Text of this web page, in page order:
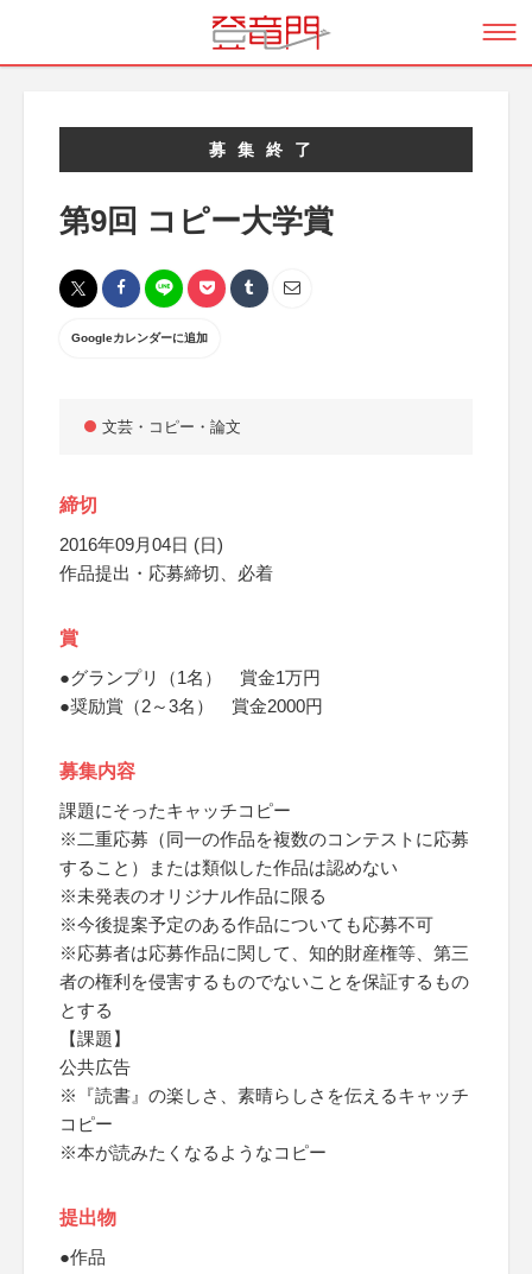
募集終了
第9回 コピー大学賞
Googleカレンダーに追加
文芸・コピー・論文
締切
2016年09月04日 (日)
作品提出・応募締切、必着
賞
●グランプリ（1名） 賞金1万円
●奨励賞（2～3名） 賞金2000円
募集内容
課題にそったキャッチコピー
※二重応募（同一の作品を複数のコンテストに応募
すること）または類似した作品は認めない
※未発表のオリジナル作品に限る
※今後提案予定のある作品についても応募不可
※応募者は応募作品に関して、知的財産権等、第三
者の権利を侵害するものでないことを保証するもの
とする
【課題】
公共広告
※『読書』の楽しさ、素晴らしさを伝えるキャッチ
コピー
※本が読みたくなるようなコピー
提出物
●作品